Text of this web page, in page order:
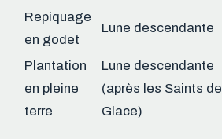
Repiquage
en godet
Lune descendante
Plantation
en pleine
terre
Lune descendante
(après les Saints de
Glace)